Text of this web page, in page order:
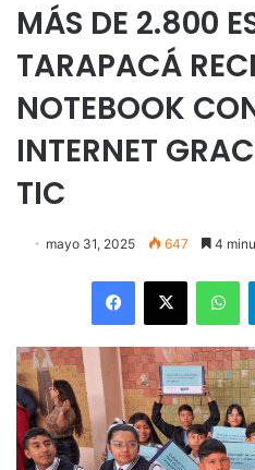
MÁS DE 2.800
TARAPACÁ
NOTEBOOK
INTERNET
TIC
mayo 31, 2025 647 4
Facebook
X